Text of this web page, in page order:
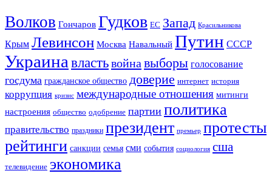
Волков Гончаров Гудков ЕС Запад Красильникова
Крым Левинсон Москва Навальный Путин СССР
Украина властьвойна выборы голосование
госдума гражданское общество доверие интернет история
коррупция кризис международные отношения митинги
настроения общество одобрение партии политика
правительство праздники президент премьер протесты
рейтинги санкции семья сми события социология сша
телевидение экономика